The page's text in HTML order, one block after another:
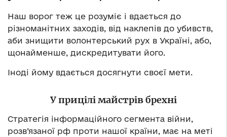
Наш ворог теж це розуміє і вдається до
різноманітних заходів, від наклепів до убивств,
аби знищити волонтерський рух в Україні, або,
щонайменше, дискредитувати його.
Іноді йому вдається досягнути своєї мети.
У прицілі майстрів брехні
Стратегія інформаційного сегмента війни,
розв’язаної рф проти нашої країни, має на меті